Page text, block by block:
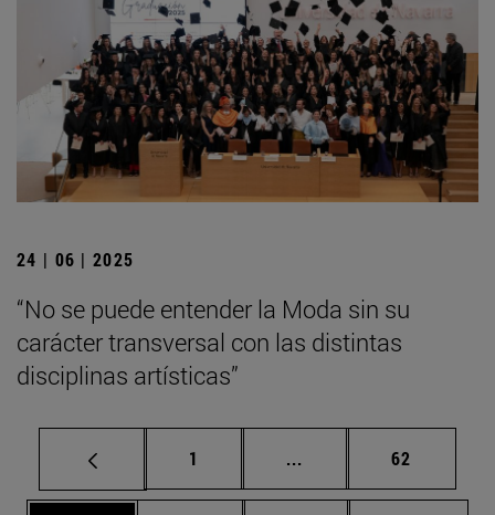
24 | 06 | 2025
“No se puede entender la Moda sin su
carácter transversal con las distintas
disciplinas artísticas”
Página
1 ... Páginas intermedias
Página
62